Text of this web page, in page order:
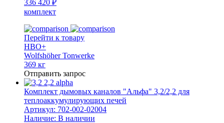
336 420 ₽
комплект
Перейти к товару
HBO+
Wolfshöher Tonwerke
369 кг
Отправить запрос
Комплект дымовых каналов "Альфа" 3,2/2,2 для
теплоаккумулирующих печей
Артикул: 702-002-02004
Наличие: В наличии